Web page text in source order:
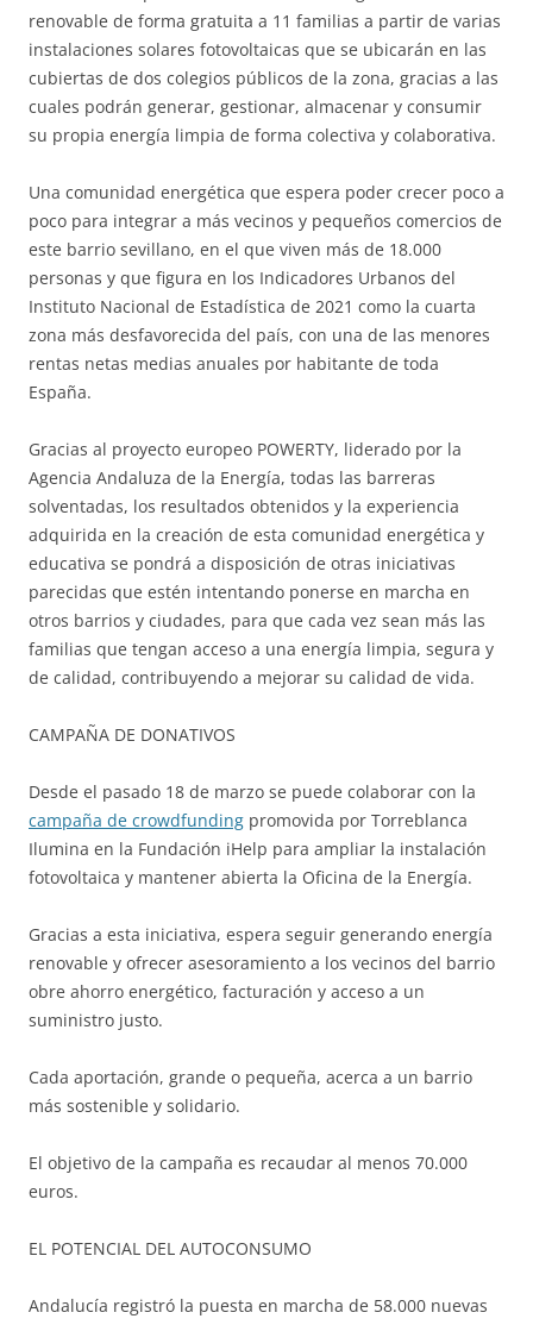
renovable de forma gratuita a 11 familias a partir de varias
instalaciones solares fotovoltaicas que se ubicarán en las
cubiertas de dos colegios públicos de la zona, gracias a las
cuales podrán generar, gestionar, almacenar y consumir
su propia energía limpia de forma colectiva y colaborativa.
Una comunidad energética que espera poder crecer poco a
poco para integrar a más vecinos y pequeños comercios de
este barrio sevillano, en el que viven más de 18.000
personas y que figura en los Indicadores Urbanos del
Instituto Nacional de Estadística de 2021 como la cuarta
zona más desfavorecida del país, con una de las menores
rentas netas medias anuales por habitante de toda
España.
Gracias al proyecto europeo POWERTY, liderado por la
Agencia Andaluza de la Energía, todas las barreras
solventadas, los resultados obtenidos y la experiencia
adquirida en la creación de esta comunidad energética y
educativa se pondrá a disposición de otras iniciativas
parecidas que estén intentando ponerse en marcha en
otros barrios y ciudades, para que cada vez sean más las
familias que tengan acceso a una energía limpia, segura y
de calidad, contribuyendo a mejorar su calidad de vida.
CAMPAÑA DE DONATIVOS
Desde el pasado 18 de marzo se puede colaborar con la
campaña de crowdfunding promovida por Torreblanca
Ilumina en la Fundación iHelp para ampliar la instalación
fotovoltaica y mantener abierta la Oficina de la Energía.
Gracias a esta iniciativa, espera seguir generando energía
renovable y ofrecer asesoramiento a los vecinos del barrio
obre ahorro energético, facturación y acceso a un
suministro justo.
Cada aportación, grande o pequeña, acerca a un barrio
más sostenible y solidario.
El objetivo de la campaña es recaudar al menos 70.000
euros.
EL POTENCIAL DEL AUTOCONSUMO
Andalucía registró la puesta en marcha de 58.000 nuevas